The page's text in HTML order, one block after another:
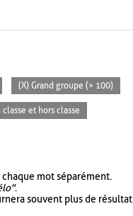
(X) Grand groupe (> 100)
classe et hors classe
mot séparément.
.
souvent plus de résultat